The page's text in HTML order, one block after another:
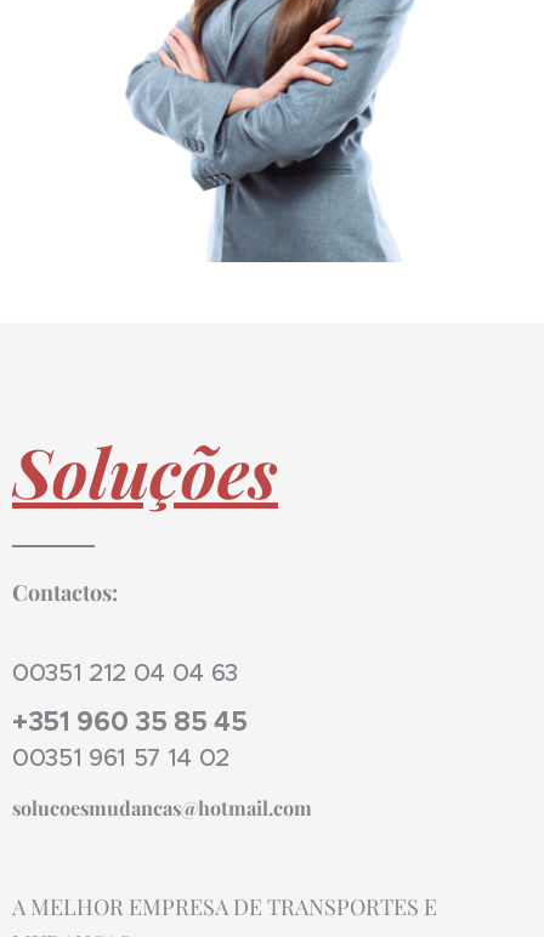
Soluções
Contactos:
00351 212 04 04 63
+351 960 35 85 45
00351 961 57 14 02
solucoesmudancas@hotmail.com
A MELHOR EMPRESA DE TRANSPORTES E